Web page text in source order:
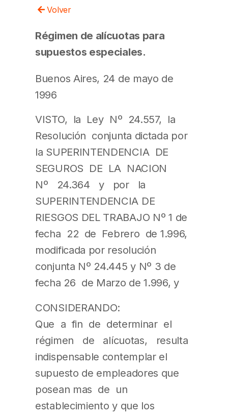
Volver
Régimen de alícuotas para
supuestos especiales.
Buenos Aires, 24 de mayo de
1996
VISTO, la Ley Nº 24.557, la
Resolución conjunta dictada por
la SUPERINTENDENCIA DE
SEGUROS DE LA NACION
Nº 24.364 y por la
SUPERINTENDENCIA DE
RIESGOS DEL TRABAJO Nº 1 de
fecha 22 de Febrero de 1.996,
modificada por resolución
conjunta Nº 24.445 y Nº 3 de
fecha 26 de Marzo de 1.996, y
CONSIDERANDO:
Que a fin de determinar el
régimen de alícuotas, resulta
indispensable contemplar el
supuesto de empleadores que
posean mas de un
establecimiento y que los